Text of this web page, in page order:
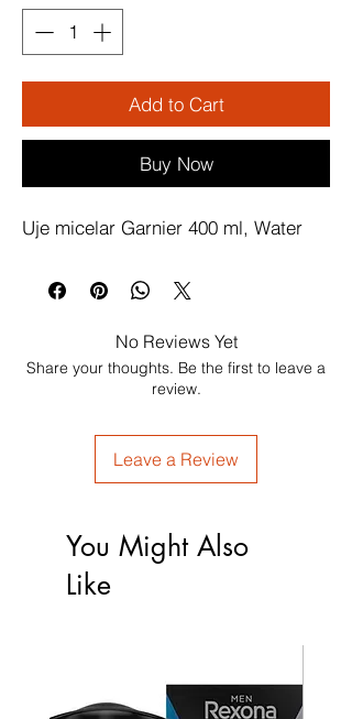
Add to Cart
Buy Now
Uje micelar Garnier 400 ml, Water
No Reviews Yet
Share your thoughts. Be the first to leave a
review.
Leave a Review
You Might Also
Like